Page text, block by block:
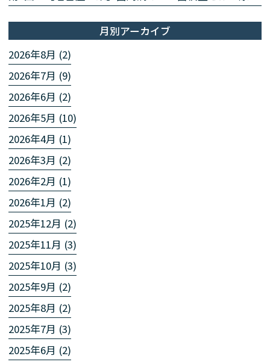
月別アーカイブ
2026年8月 (2)
2026年7月 (9)
2026年6月 (2)
2026年5月 (10)
2026年4月 (1)
2026年3月 (2)
2026年2月 (1)
2026年1月 (2)
2025年12月 (2)
2025年11月 (3)
2025年10月 (3)
2025年9月 (2)
2025年8月 (2)
2025年7月 (3)
2025年6月 (2)